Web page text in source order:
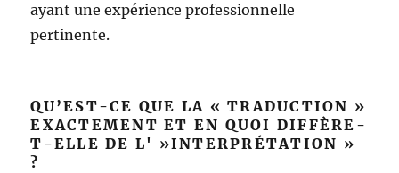
ayant une expérience professionnelle
pertinente.
QU’EST-CE QUE LA « TRADUCTION »
EXACTEMENT ET EN QUOI DIFFÈRE-
T-ELLE DE L' »INTERPRÉTATION »
?